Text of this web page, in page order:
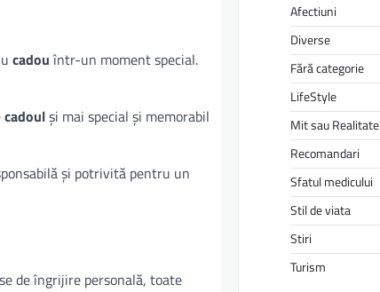
cadouîntr-un moment special.
cadoulși mai special și memorabil
și potrivită pentru un
de îngrijire personală, toate
Afectiuni
Diverse
Fără categorie
LifeStyle
Mit sau Realitate
Recomandari
Sfatul medicului
Stil de viata
Stiri
Turism